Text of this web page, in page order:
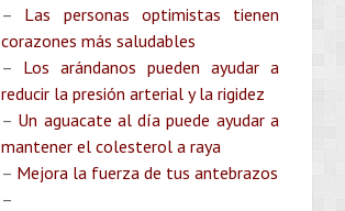
– Las personas optimistas tienen
corazones más saludables
– Los arándanos pueden ayudar a
reducir la presión arterial y la rigidez
– Un aguacate al día puede ayudar a
mantener el colesterol a raya
– Mejora la fuerza de tus antebrazos
–